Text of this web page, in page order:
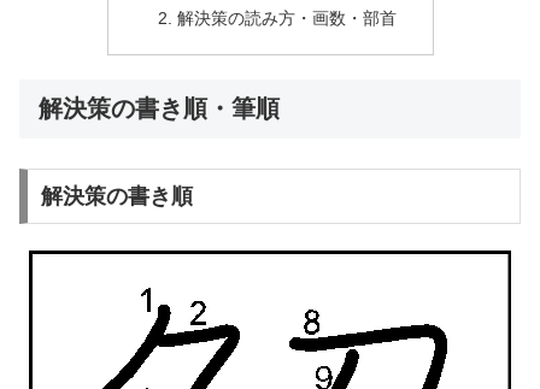
解決策の読み方・画数・部首
解決策の書き順・筆順
解決策の書き順